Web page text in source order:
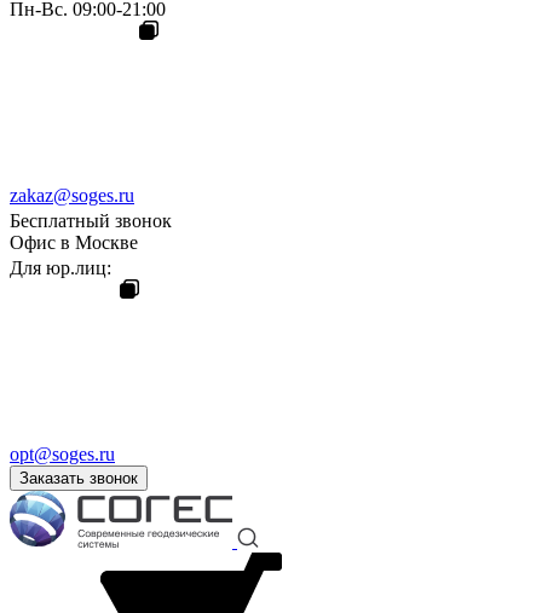
Пн-Вс. 09:00-21:00
zakaz@soges.ru
Бесплатный звонок
Офис в Москве
Для юр.лиц:
opt@soges.ru
Заказать звонок